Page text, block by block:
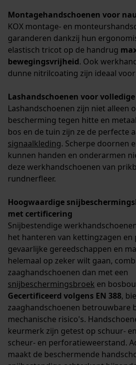
Montagehandschoenen voor
KOX montage- en
garanderen dankzij hun
elastisch tricot op de handrug
bewegingsvrijheid. Ook
dunne nitrilcoating zijn ideaal
Lashandschoenen voor
Lashandschoenen zijn niet alleen
bescherming tegen hitte en
bos en de tuin zijn ze de perfecte
signaalkleding. Scherpe doornen
kunnen handen en onderarmen
deze werkhandschoenen van
rundnerfleer.
Hoogwaardige
met certificering
Snijbestendige
het hanteren van kettingzagen en
gevaarlijke gereedschappen en
helemaal op zeker wilt gaan,
zaaghandschoenen dan met een
snijbeschermingsbroek en
Gecertificeerd volgens EN 388,
zaaghandschoenen betrouwbare
mechanische risico's.
keurmerk zijn getest op schuur-
scheur- en perforatieweerstand.
maakt de beschermende